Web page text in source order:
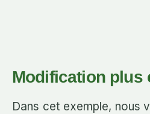
Modification plus
Dans cet exemple, nous